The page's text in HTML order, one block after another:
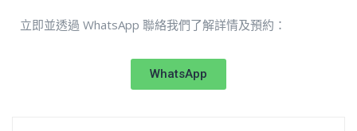
立即並透過 WhatsApp 聯絡我們了解詳情及預約：
WhatsApp